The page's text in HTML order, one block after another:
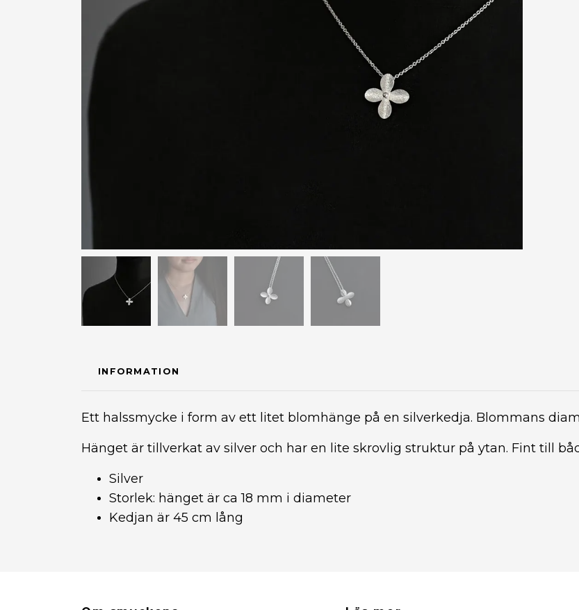
INFORMATION
Ett halssmycke i form av ett litet blomhänge på en silverkedja. Blommans
Hänget är tillverkat av silver och har en lite skrovlig struktur på ytan. Fint till
Silver
Storlek: hänget är ca 18 mm i diameter
Kedjan är 45 cm lång